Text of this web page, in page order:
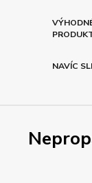
NAVÍC